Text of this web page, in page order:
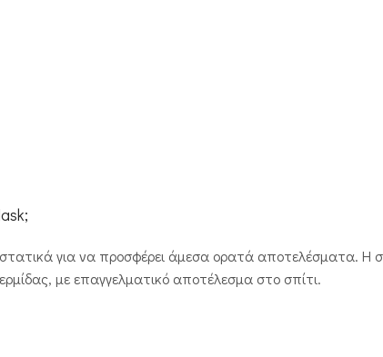
για να προσφέρει άμεσα ορατά αποτελέσματα. Η
με επαγγελματικό αποτέλεσμα στο σπίτι.